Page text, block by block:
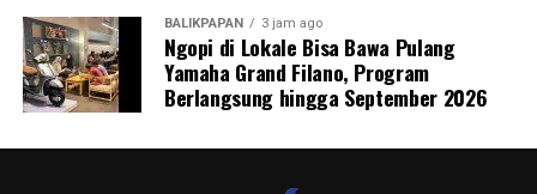
BALIKPAPAN 3 jam ago
Ngopi di Lokale Bisa Bawa Pulang
Yamaha Grand Filano, Program
Berlangsung hingga September 2026